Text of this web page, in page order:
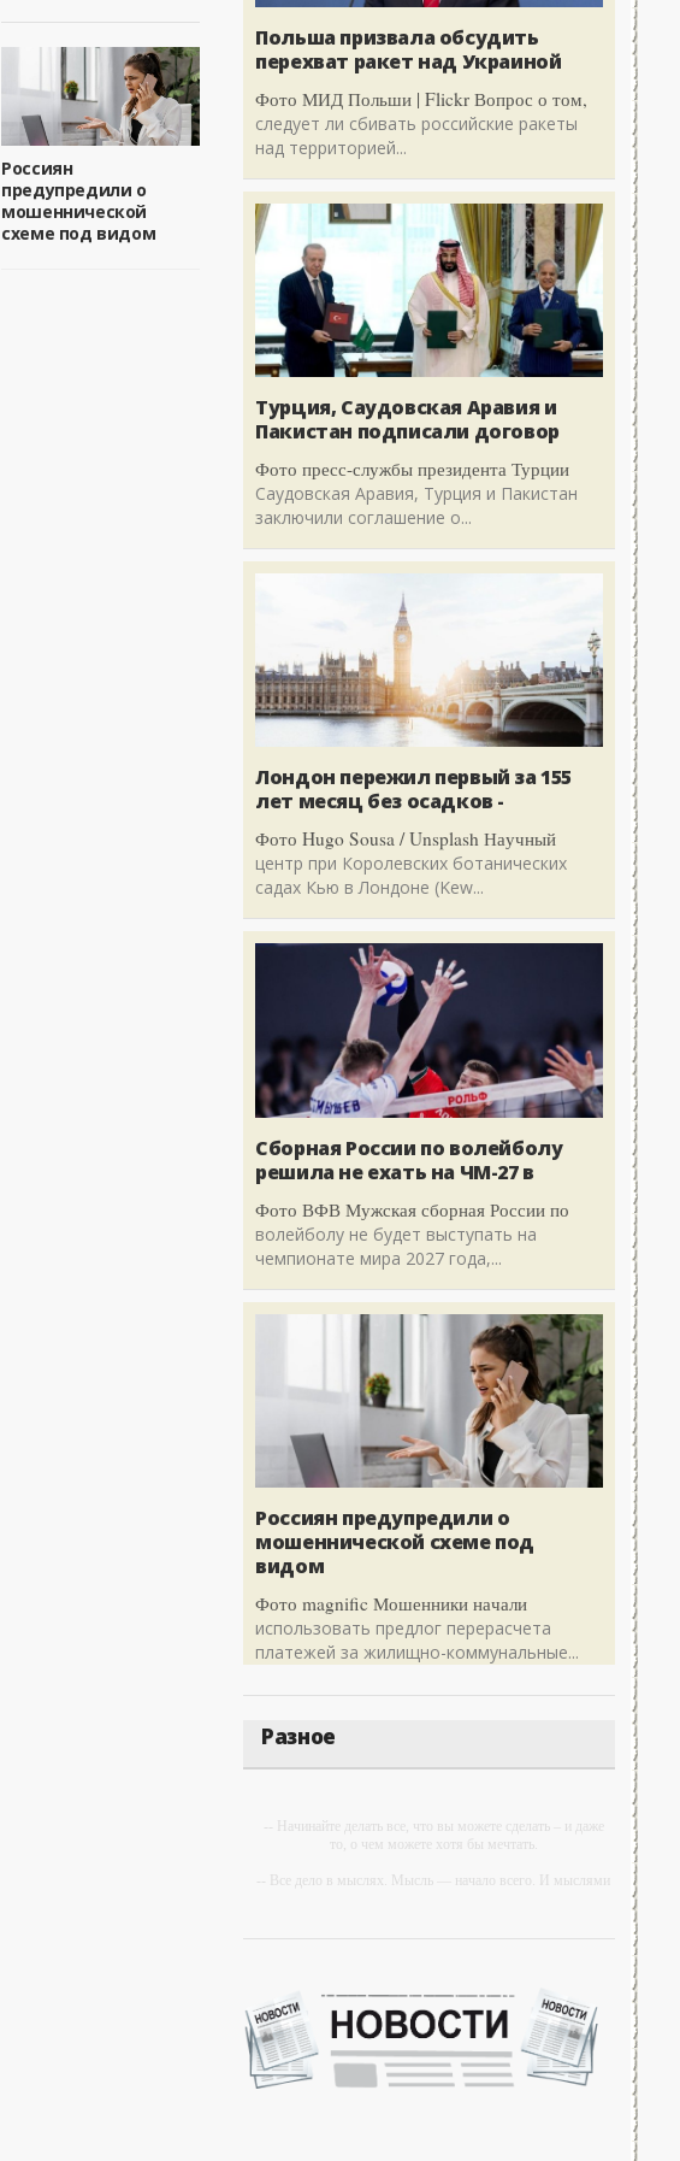
Россиян
предупредили о
мошеннической
схеме под видом
Польша призвала обсудить
перехват ракет над Украиной
Фото МИД Польши | Flickr Вопрос о том,
следует ли сбивать российские ракеты
над территорией...
Турция, Саудовская Аравия и
Пакистан подписали договор
Фото пресс-службы президента Турции
Саудовская Аравия, Турция и Пакистан
заключили соглашение о...
Лондон пережил первый за 155
лет месяц без осадков -
Фото Hugo Sousa / Unsplash Научный
центр при Королевских ботанических
садах Кью в Лондоне (Kew...
Сборная России по волейболу
решила не ехать на ЧМ-27 в
Фото ВФВ Мужская сборная России по
волейболу не будет выступать на
чемпионате мира 2027 года,...
Россиян предупредили о
мошеннической схеме под
видом
Фото magnific Мошенники начали
использовать предлог перерасчета
платежей за жилищно-коммунальные...
Разное
-- Начинайте делать все, что вы можете сделать – и даже
то, о чем можете хотя бы мечтать.
-- Все дело в мыслях. Мысль — начало всего. И мыслями
-- Самое большое богатство — это ум. Самая большая
нищета — глупость. Из всех страхов самый пугающий —
самолюбование.
-- Лучшее, что можно сделать с хорошим советом, это